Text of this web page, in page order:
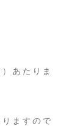
あたりま
ますので